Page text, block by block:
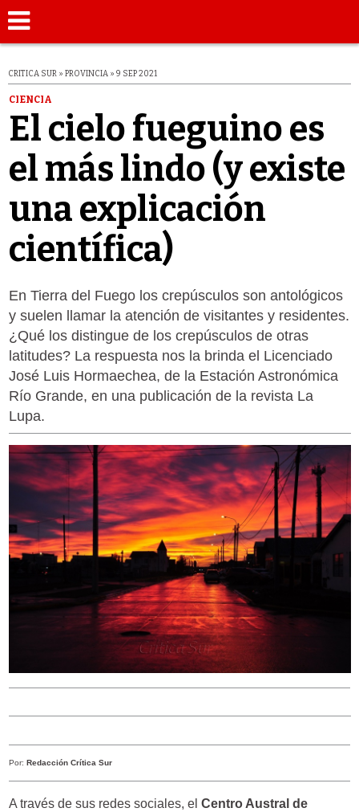
CRITICA SUR » PROVINCIA » 9 SEP 2021
CIENCIA
El cielo fueguino es
el más lindo (y existe
una explicación
científica)
En Tierra del Fuego los crepúsculos son antológicos
y suelen llamar la atención de visitantes y residentes.
¿Qué los distingue de los crepúsculos de otras
latitudes? La respuesta nos la brinda el Licenciado
José Luis Hormaechea, de la Estación Astronómica
Río Grande, en una publicación de la revista La
Lupa.
Por: Redacción Crítica Sur
A través de sus redes sociales, el Centro Austral de